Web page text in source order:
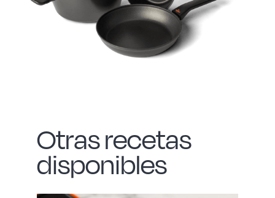
Otras recetas
disponibles